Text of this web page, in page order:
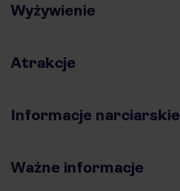
Wyżywienie
Atrakcje
Informacje narciarskie
Ważne informacje